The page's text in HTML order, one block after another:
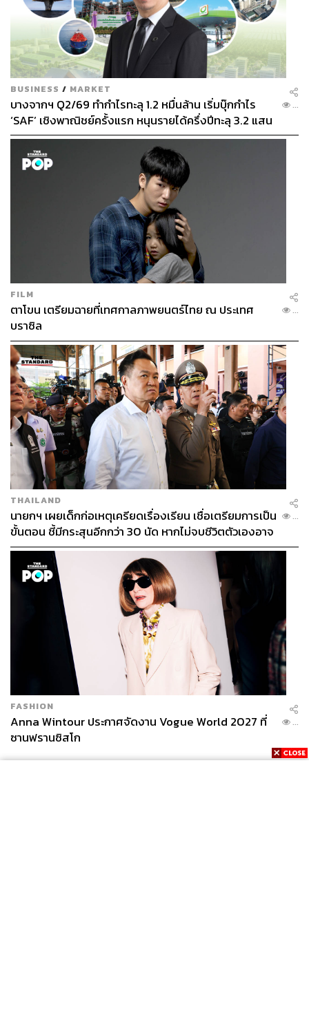
BUSINESS / MARKET
บางจากฯ Q2/69 ทำกำไรทะลุ 1.2 หมื่นล้าน เริ่มบุ๊กกำไร
‘SAF’ เชิงพาณิชย์ครั้งแรก หนุนรายได้ครึ่งปีทะลุ 3.2 แสน
ล้าน
...
FILM
ตาโขน เตรียมฉายที่เทศกาลภาพยนตร์ไทย ณ ประเทศ
บราซิล
...
THAILAND
นายกฯ เผยเด็กก่อเหตุเครียดเรื่องเรียน เชื่อเตรียมการเป็น
ขั้นตอน ชี้มีกระสุนอีกกว่า 30 นัด หากไม่จบชีวิตตัวเองอาจ
สูญเสียเพิ่ม
...
FASHION
Anna Wintour ประกาศจัดงาน Vogue World 2027 ที่
ซานฟรานซิสโก
...